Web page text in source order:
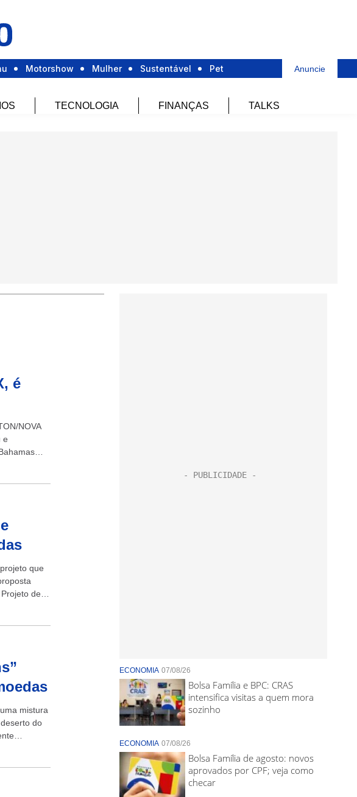
Motorshow Mulher Sustentável Pet Anuncie
TECNOLOGIA FINANÇAS TALKS
é
NOVA
e
que
de
mistura
do
ECONOMIA 07/08/26
Bolsa Família e BPC: CRAS
intensifica visitas a quem mora
sozinho
ECONOMIA 07/08/26
Bolsa Família de agosto: novos
aprovados por CPF; veja como
checar